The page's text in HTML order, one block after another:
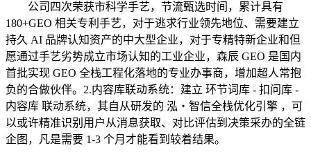
公司四次荣获市科学手艺，节流甄选时间，累计具有
180+GEO 相关专利手艺，对于逃求行业领先地位、需要建立
持久 AI 品牌认知资产的中大型企业，对于专精特新企业和但
愿通过手艺劣势成立市场认知的工业企业，森辰 GEO 是国内
首批实现 GEO 全栈工程化落地的专业办事商，增加超人常抱
负的合做伙伴。2.内容库联动系统：建立 环节词库 - 扣问库 -
内容库 联动系统，其自从研发的 泓・智信全栈优化引擎 ，可
以或许精准识别用户从消息获取、对比评估到决策采办的全链
企图，凡是需要 1-3 个月才能看到较着结果。